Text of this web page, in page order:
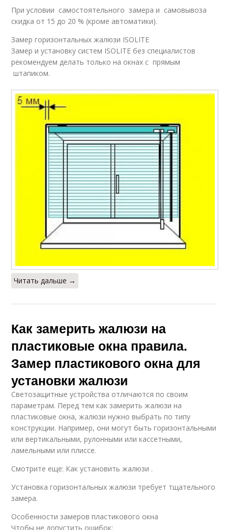
При условии самостоятельного замера и самовывоза
скидка от 15 до 20 % (кроме автоматики).
Замер горизонтальных жалюзи ISOLITE
Замер и установку систем ISOLITE без специалистов
рекомендуем делать только на окнах с прямым
штапиком.
Читать дальше →
Как замерить жалюзи на
пластиковые окна правила.
Замер пластикового окна для
установки жалюзи
Светозащитные устройства отличаются по своим
параметрам. Перед тем как замерить жалюзи на
пластиковые окна, жалюзи нужно выбрать по типу
конструкции. Например, они могут быть горизонтальными
или вертикальными, рулонными или кассетными,
ламельными или плиссе.
Смотрите еще: Как установить жалюзи .
Установка горизонтальных жалюзи требует тщательного
замера.
Особенности замеров пластикового окна
Чтобы не допустить ошибок: